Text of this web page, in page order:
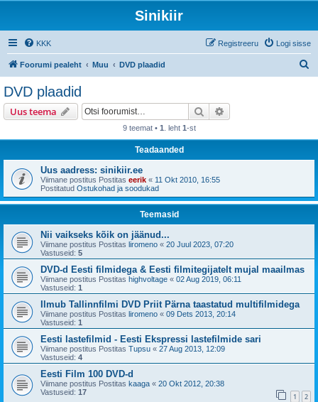
Sinikiir
KKK Logi sisse
Registreeru
Foorumi pealeht Muu DVD plaadid
DVD plaadid
Uus teema Otsi
9 teemat • 1 . leht 1-st
Teadaanded
Uus aadress: sinikiir.ee
Viimane postitus Postitas eerik « 11 Okt 2010, 16:55
Postitatud Ostukohad ja soodukad
Teemasid
Nii vaikseks kõik on jäänud...
Viimane postitus Postitas liromeno « 20 Juul 2023, 07:20
Vastuseid: 5
DVD-d Eesti filmidega & Eesti filmitegijatelt mujal maailmas
Viimane postitus Postitas highvoltage « 02 Aug 2019, 06:11
Vastuseid: 1
Ilmub Tallinnfilmi DVD Priit Pärna taastatud multifilmidega
Viimane postitus Postitas liromeno « 09 Dets 2013, 20:14
Vastuseid: 1
Eesti lastefilmid - Eesti Ekspressi lastefilmide sari
Viimane postitus Postitas Tupsu « 27 Aug 2013, 12:09
Vastuseid: 4
Eesti Film 100 DVD-d
Viimane postitus Postitas kaaga « 20 Okt 2012, 20:38
Vastuseid: 17 1 2